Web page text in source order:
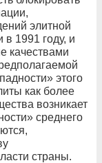
элитной
1991 году, и
качествами
этого
как более
возникает
среднего
страны.